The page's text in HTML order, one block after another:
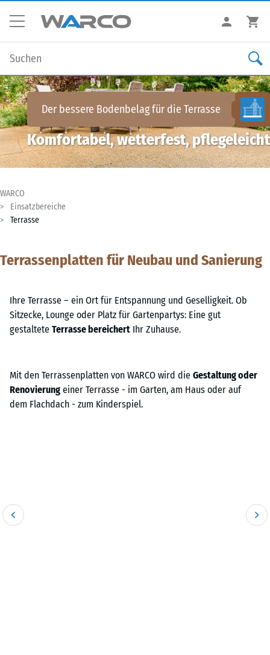
Der bessere Bodenbelag für die Terrasse
Komfortabel, wetterfest, pflegeleicht
WARCO
Einsatzbereiche
Terrasse
Terrassenplatten für Neubau und Sanierung
Ihre Terrasse – ein Ort für Entspannung und Geselligkeit. Ob
Sitzecke, Lounge oder Platz für Gartenpartys: Eine gut
gestaltete Terrasse bereichert Ihr Zuhause.
Mit den Terrassenplatten von WARCO wird die Gestaltung oder
Renovierung einer Terrasse - im Garten, am Haus oder auf
dem Flachdach - zum Kinderspiel.